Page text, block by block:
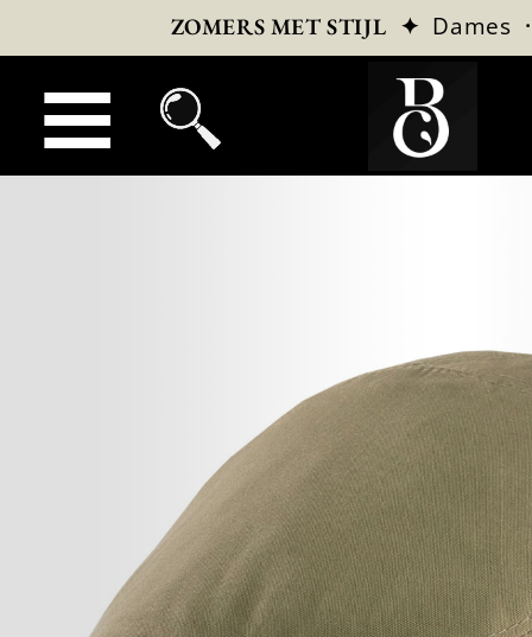
ZOMERS MET STIJL ✦ Dames